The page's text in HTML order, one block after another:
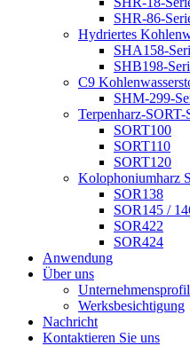
SHR-86-
Hydriertes
SHA158-
SHB198-
C9
SHM-299-
Terpenharz-SORT-
SORT100
SORT110
SORT120
Kolophoniumharz
SOR138
SOR145 /
SOR422
SOR424
Anwendung
Über uns
Unternehmensprofil
Werksbesichtigung
Nachricht
Kontaktieren Sie uns